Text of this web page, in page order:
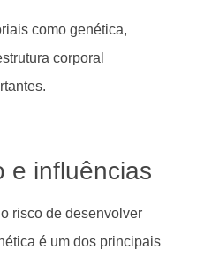
como genética,
corporal
e influências
risco de desenvolver
é um dos principais